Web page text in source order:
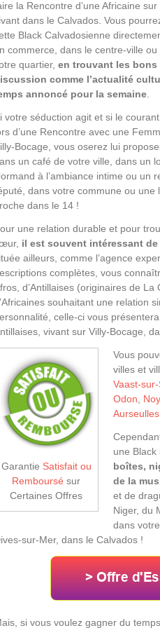
la Rencontre d’une Africaine sur
dans le Calvados. Vous
Black Calvadosienne
commerce, dans le centre-ville ou
quartier, en trouvant les bons
comme l’actualité
annoncé pour la semaine
votre séduction agit et si le
d’une Rencontre avec une
Bocage, vous oserez lui
un café de votre ville, dans un
à l’ambiance intime ou un
dans votre commune ou une
dans le 14 !
une relation durable et pour
il est souvent intéressant
ailleurs, comme l’agence
complètes, vous
d’Antillaises (originaires de
souhaitant une relation
celle-ci vous
vivant sur Villy-Bocage,
Garantie Satisfait ou
Remboursé sur
Certaines Offres
Vous
villes et
Vaast-
Odon
Aurseulles
une Black
boîtes,
de la
et de
Niger, du
dans
sur-Mer, dans le Calvados !
si vous voulez gagner du